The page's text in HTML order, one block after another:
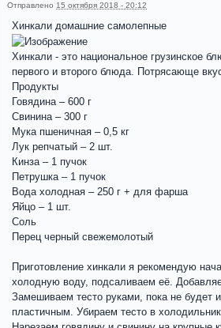
Отправлено 15 октября 2018 - 20:12
Хинкали домашние самолепные
Хинкали - это национальное грузинское
первого и второго блюда. Потрясающе
Продукты
Говядина – 600 г
Свинина – 300 г
Мука пшеничная – 0,5 кг
Лук репчатый – 2 шт.
Кинза – 1 пучок
Петрушка – 1 пучок
Вода холодная – 250 г + для фарша
Яйцо – 1 шт.
Соль
Перец черный свежемолотый
Приготовление хинкали я рекомендую
холодную воду, подсаливаем её.
Замешиваем тесто руками, пока не будет
пластичным. Убираем тесто в